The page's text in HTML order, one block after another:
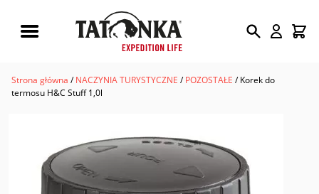
produktów
Strona główna /NACZYNIA TURYSTYCZNE /POZOSTAŁE / Korek do
termosu H&C Stuff 1,0l